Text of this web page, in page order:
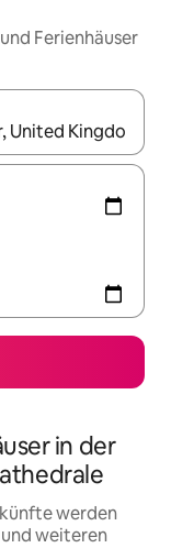
Ferienhäuser
mit den
in der
werden
weiteren